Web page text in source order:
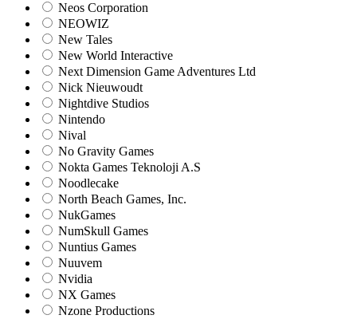
Neos Corporation
NEOWIZ
New Tales
New World Interactive
Next Dimension Game Adventures Ltd
Nick Nieuwoudt
Nightdive Studios
Nintendo
Nival
No Gravity Games
Nokta Games Teknoloji A.S
Noodlecake
North Beach Games, Inc.
NukGames
NumSkull Games
Nuntius Games
Nuuvem
Nvidia
NX Games
Nzone Productions